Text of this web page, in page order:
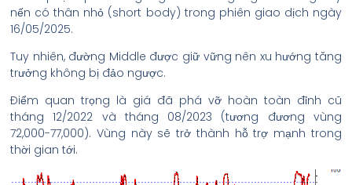
nến có thân nhỏ (short body) trong phiên giao dịch ngày
16/05/2025.
Tuy nhiên, đường Middle được giữ vững nên xu hướng tăng
trưởng không bị đảo ngược.
Điểm quan trọng là giá đã phá vỡ hoàn toàn đỉnh cũ
tháng 12/2022 và tháng 08/2023 (tương đương vùng
72,000-77,000). Vùng này sẽ trở thành hỗ trợ mạnh trong
thời gian tới.